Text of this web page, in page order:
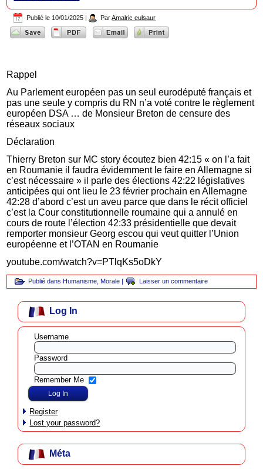
Publié le 10/01/2025 | Par Amalric eulsaur
Rappel
Au Parlement européen pas un seul eurodéputé français et
pas une seule y compris du RN n’a voté contre le règlement
européen DSA … de Monsieur Breton de censure des
réseaux sociaux
Déclaration
Thierry Breton sur MC story écoutez bien 42:15 « on l’a fait
en Roumanie il faudra évidemment le faire en Allemagne si
c’est nécessaire » il parle des élections 42:22 législatives
anticipées qui ont lieu le 23 février prochain en Allemagne
42:28 d’abord c’est un aveu parce que dans le récit officiel
c’est la Cour constitutionnelle roumaine qui a annulé en
cours de route l’élection 42:33 présidentielle que devait
remporter monsieur Georg escou qui veut quitter l’Union
européenne et l’OTAN en Roumanie
youtube.com/watch?v=PTlqKs5oDkY
Publié dans Humanisme Morale | Laisser un commentaire
Log In
Username
Password
Remember Me
Register
Lost your password?
Méta